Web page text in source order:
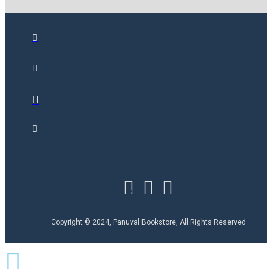
Copyright © 2024, Panuval Bookstore, All Rights Reserved